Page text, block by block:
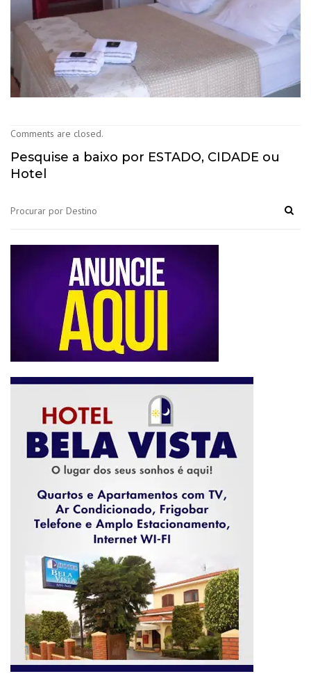
Comments are closed.
Pesquise a baixo por ESTADO, CIDADE ou
Hotel